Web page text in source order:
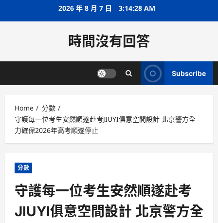
2026 年 8 月 7 日 3:14:28 AM
時間沒有回答
Subscribe
Home
分數
守護每一位考生安然順遂赴考JIUYI俱意空間設計 北京警方全
力確保2026年高考順遂停止
分數
守護每一位考生安然順遂赴考
JIUYI俱意空間設計 北京警方全